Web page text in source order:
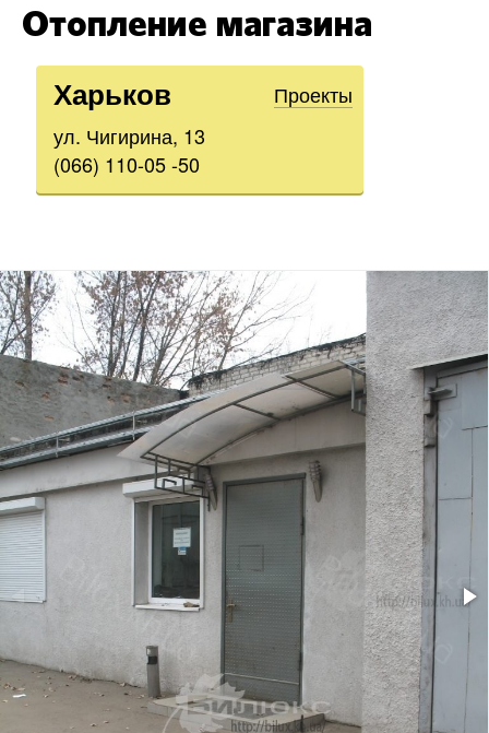
Отопление магазина
Харьков
Проекты
ул. Чигирина, 13
(066) 110-05 -50
Винница
Заказать